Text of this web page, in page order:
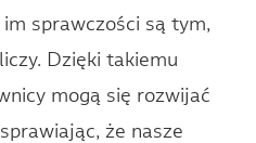
sprawczości są tym,
Dzięki takiemu
mogą się rozwijać
że nasze